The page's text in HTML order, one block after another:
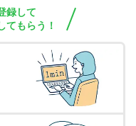
録して
てもらう！